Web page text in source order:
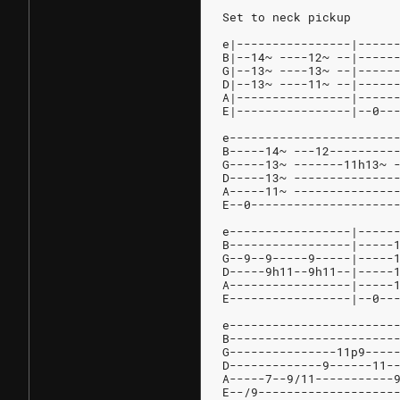
Set to neck pickup
e|----------------
B|--14~ ----12~ --
G|--13~ ----13~ --
D|--13~ ----11~ --
A|----------------
E|----------------|--
B-----14~ ---
G-----13~ -------
D-----13~
A-----11~
E--
e-----------------
B-----------------|-----
G--9--9-----9-----|-----
D-----9h11--9h11--
A-----------------|-----
E-----------------|--
G---------------
D-------------9------
A-----7--9/
E--/